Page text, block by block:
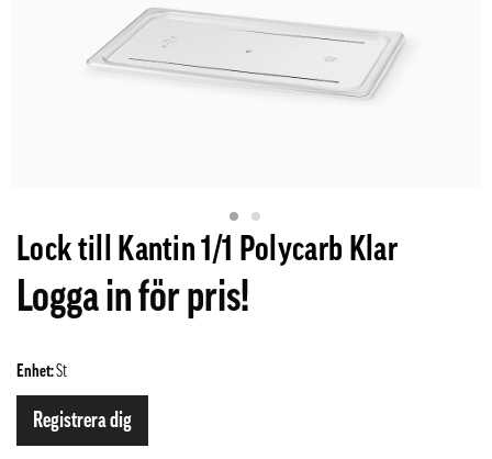
Lock till Kantin 1/1 Polycarb Klar
Logga in för pris!
Enhet:St
Registrera dig